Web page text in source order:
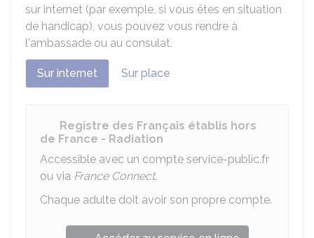
sur internet (par exemple, si vous êtes en situation
de handicap), vous pouvez vous rendre à
l'ambassade ou au consulat.
Sur internet Sur place
Registre des Français établis hors
de France - Radiation
Accessible avec un compte service-public.fr
ou via France Connect.
Chaque adulte doit avoir son propre compte.